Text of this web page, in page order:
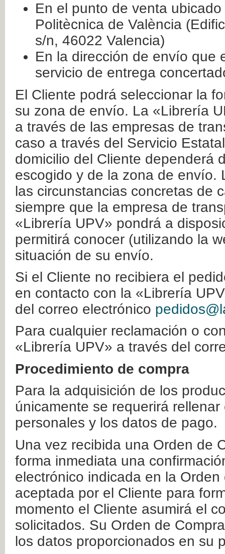
En el punto de venta
Politècnica de València
s/n, 46022 Valencia)
En la dirección de envío que
servicio de entrega
El Cliente podrá seleccionar la
su zona de envío. La «Librería
a través de las empresas de
caso a través del Servicio
domicilio del Cliente dependerá
escogido y de la zona de envío.
las circunstancias concretas de
siempre que la empresa de
«Librería UPV» pondrá a
permitirá conocer (utilizando la
situación de su envío.
Si el Cliente no recibiera el
en contacto con la «Librería
del correo electrónico
Para cualquier reclamación o
«Librería UPV» a través del
Procedimiento de compra
Para la adquisición de los
únicamente se requerirá
personales y los datos de pago.
Una vez recibida una Orden de
forma inmediata una
electrónico indicada en la
aceptada por el Cliente para
momento el Cliente asumirá el
solicitados. Su Orden de
los datos proporcionados en su